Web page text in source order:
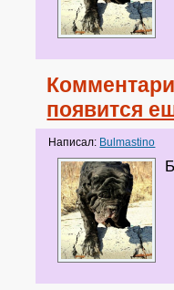
появится
Написал: Bulmastino